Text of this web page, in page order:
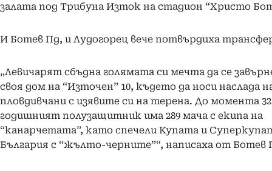
залата под Трибуна Изток на стадион “Христо
И Ботев Пд, и Лудогорец вече потвърдиха
„Левичарят сбъдна голямата си мечта да се
своя дом на “Източен” 10, където да носи наслада
пловдивчани с изявите си на терена. До момента
годишният полузащитник има 289 мача с екипа на
“канарчетата”, като спечели Купата и
България с “жълто-черните”“, написаха от Ботев